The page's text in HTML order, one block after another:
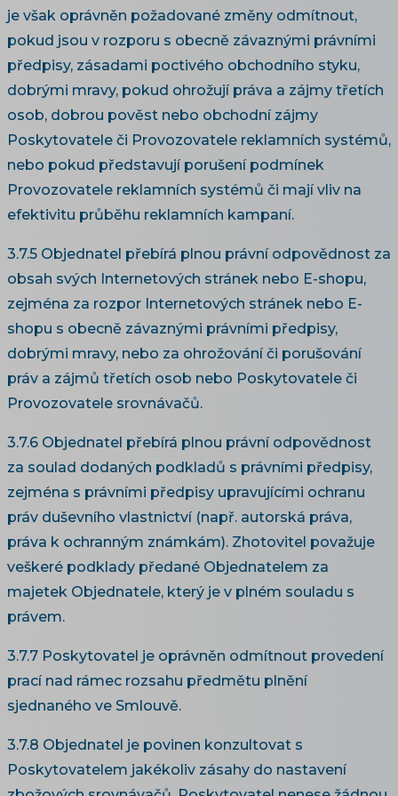
je však oprávněn požadované změny odmítnout,
pokud jsou v rozporu s obecně závaznými právními
předpisy, zásadami poctivého obchodního styku,
dobrými mravy, pokud ohrožují práva a zájmy třetích
osob, dobrou pověst nebo obchodní zájmy
Poskytovatele či Provozovatele reklamních systémů,
nebo pokud představují porušení podmínek
Provozovatele reklamních systémů či mají vliv na
efektivitu průběhu reklamních kampaní.
3.7.5 Objednatel přebírá plnou právní odpovědnost za
obsah svých Internetových stránek nebo E-shopu,
zejména za rozpor Internetových stránek nebo E-
shopu s obecně závaznými právními předpisy,
dobrými mravy, nebo za ohrožování či porušování
práv a zájmů třetích osob nebo Poskytovatele či
Provozovatele srovnávačů.
3.7.6 Objednatel přebírá plnou právní odpovědnost
za soulad dodaných podkladů s právními předpisy,
zejména s právními předpisy upravujícími ochranu
práv duševního vlastnictví (např. autorská práva,
práva k ochranným známkám). Zhotovitel považuje
veškeré podklady předané Objednatelem za
majetek Objednatele, který je v plném souladu s
právem.
3.7.7 Poskytovatel je oprávněn odmítnout provedení
prací nad rámec rozsahu předmětu plnění
sjednaného ve Smlouvě.
3.7.8 Objednatel je povinen konzultovat s
Poskytovatelem jakékoliv zásahy do nastavení